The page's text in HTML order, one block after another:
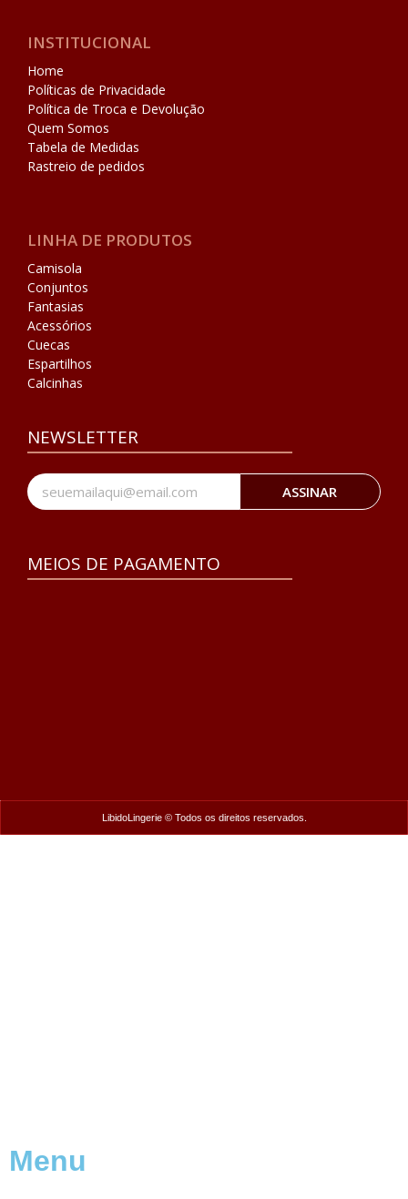
INSTITUCIONAL
Home
Políticas de Privacidade
Política de Troca e Devolução
Quem Somos
Tabela de Medidas
Rastreio de pedidos
LINHA DE PRODUTOS
Camisola
Conjuntos
Fantasias
Acessórios
Cuecas
Espartilhos
Calcinhas
NEWSLETTER
ASSINAR
MEIOS DE PAGAMENTO
LibidoLingerie © Todos os direitos reservados.
Menu